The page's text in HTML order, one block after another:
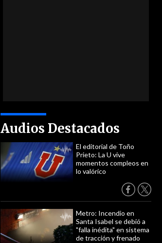
Audios Destacados
El editorial de Toño
Prieto: La U vive
momentos compleos en
lo valórico
Metro: Incendio en
Santa Isabel se debió a
"falla inédita" en sistema
de tracción y frenado